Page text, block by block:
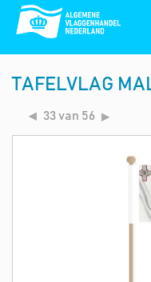
TAFELVLAG
33 van 56